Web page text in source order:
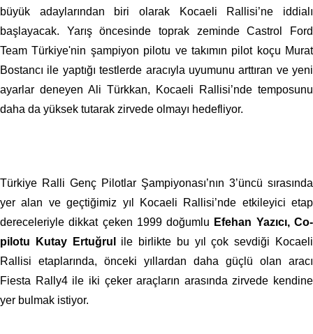
büyük adaylarından biri olarak Kocaeli Rallisi’ne iddialı
başlayacak. Yarış öncesinde toprak zemindeCastrol Ford
Team Türkiye'nin şampiyon pilotu ve takımın pilot koçu Murat
Bostancı ile yaptığı testlerde aracıyla uyumunu arttıran ve yeni
ayarlar deneyen Ali Türkkan, Kocaeli Rallisi’nde temposunu
daha da yüksek tutarak zirvede olmayı hedefliyor.
Türkiye Ralli Genç Pilotlar Şampiyonası’nın 3’üncü sırasında
yer alan ve geçtiğimiz yıl Kocaeli Rallisi’nde etkileyici etap
dereceleriyle dikkat çeken 1999 doğumlu Efehan Yazıcı, Co-
pilotu Kutay Ertuğrul
ile birlikte bu yıl çok sevdiği Kocaeli
Rallisi etaplarında, önceki yıllardan daha güçlü olan aracı
Fiesta Rally4 ile iki çeker araçların arasında zirvede kendine
yer bulmak istiyor.